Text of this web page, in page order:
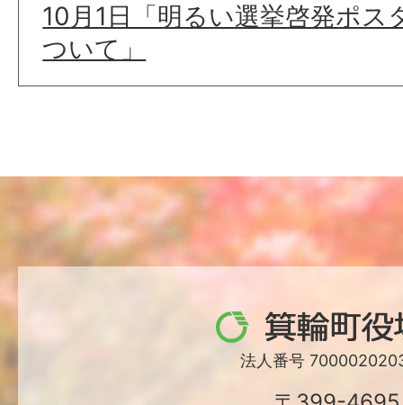
10月1日「明るい選挙啓発ポス
ついて」
箕
輪法人番号